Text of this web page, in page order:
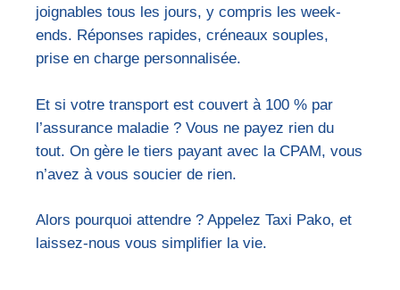
joignables tous les jours, y compris les week-
ends. Réponses rapides, créneaux souples,
prise en charge personnalisée.
Et si votre transport est couvert à 100 % par
l’assurance maladie ? Vous ne payez rien du
tout. On gère le tiers payant avec la CPAM, vous
n’avez à vous soucier de rien.
Alors pourquoi attendre ? Appelez Taxi Pako, et
laissez-nous vous simplifier la vie.